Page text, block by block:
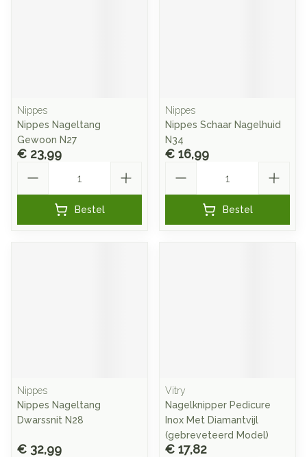
Nippes
Nippes Nageltang
Gewoon N27
€ 23,99
Bestel
Nippes
Nippes Schaar Nagelhuid
N34
€ 16,99
Bestel
Nippes
Nippes Nageltang
Dwarssnit N28
€ 32,99
Vitry
Nagelknipper Pedicure
Inox Met Diamantvijl
(gebreveteerd Model)
€ 17,82